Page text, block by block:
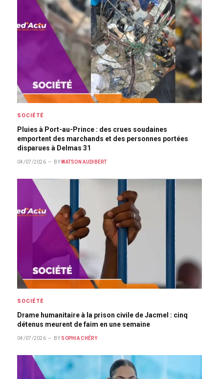
SOCIÉTÉ
Pluies à Port-au-Prince : des crues soudaines
emportent des marchands et des personnes portées
disparues à Delmas 31
04/07/2026 BY WATSON AUDIBERT
SOCIÉTÉ
Drame humanitaire à la prison civile de Jacmel : cinq
détenus meurent de faim en une semaine
04/07/2026 BY SOPHIA CHÉRY